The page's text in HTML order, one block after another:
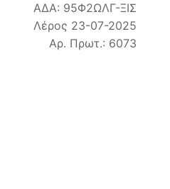
ΑΔΑ: 95Φ2ΩΛΓ-ΞΙΣ
Λέρος 23-07-2025
Αρ. Πρωτ.: 6073